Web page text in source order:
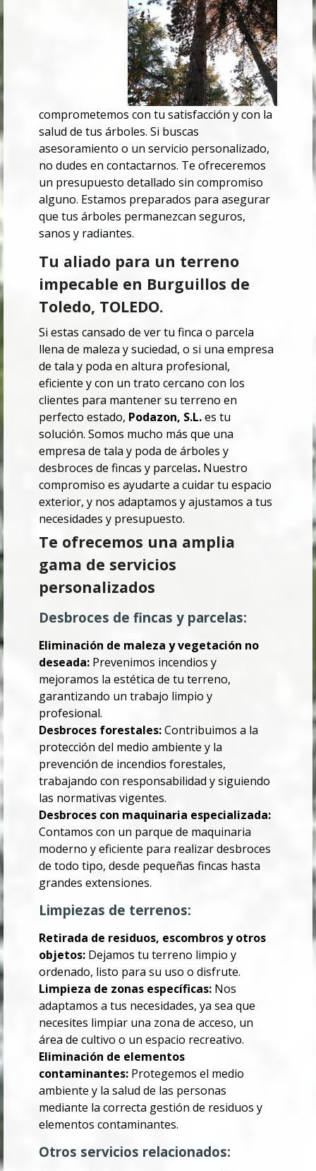
comprometemos con tu satisfacción y con la
salud de tus árboles. Si buscas
asesoramiento o un servicio personalizado,
no dudes en contactarnos. Te ofreceremos
un presupuesto detallado sin compromiso
alguno. Estamos preparados para asegurar
que tus árboles permanezcan seguros,
sanos y radiantes.
Tu aliado para un terreno
impecable en Burguillos de
Toledo, TOLEDO.
Si estas cansado de ver tu finca o parcela
llena de maleza y suciedad, o si una empresa
de tala y poda en altura profesional,
eficiente y con un trato cercano con los
clientes para mantener su terreno en
perfecto estado, Podazon, S.L.es tu
solución. Somos mucho más que una
empresa de tala y poda de árboles y
desbroces de fincas y parcelas. Nuestro
compromiso es ayudarte a cuidar tu espacio
exterior, y nos adaptamos y ajustamos a tus
necesidades y presupuesto.
Te ofrecemos una amplia
gama de servicios
personalizados
Desbroces de fincas y parcelas:
Eliminación de maleza y vegetación no
deseada: Prevenimos incendios y
mejoramos la estética de tu terreno,
garantizando un trabajo limpio y
profesional.
Desbroces forestales:Contribuimos a la
protección del medio ambiente y la
prevención de incendios forestales,
trabajando con responsabilidad y siguiendo
las normativas vigentes.
Desbroces con maquinaria especializada:
Contamos con un parque de maquinaria
moderno y eficiente para realizar desbroces
de todo tipo, desde pequeñas fincas hasta
grandes extensiones.
Limpiezas de terrenos:
Retirada de residuos, escombros y otros
objetos: Dejamos tu terreno limpio y
ordenado, listo para su uso o disfrute.
Limpieza de zonas específicas: Nos
adaptamos a tus necesidades, ya sea que
necesites limpiar una zona de acceso, un
área de cultivo o un espacio recreativo.
Eliminación de elementos
contaminantes: Protegemos el medio
ambiente y la salud de las personas
mediante la correcta gestión de residuos y
elementos contaminantes.
Otros servicios relacionados: